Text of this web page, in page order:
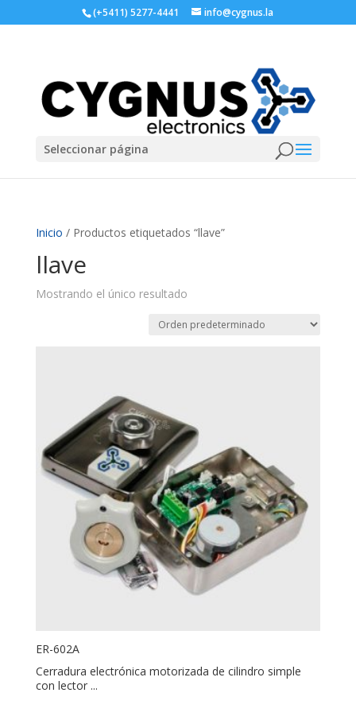
(+5411) 5277-4441 info@cygnus.la
Seleccionar página
Inicio / Productos etiquetados “llave”
llave
Mostrando el único resultado
ER-602A
Cerradura electrónica motorizada de cilindro simple
con lector ...